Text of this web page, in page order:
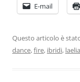
E-mail
Questo articolo è
dance,fire, ibridi, laelia